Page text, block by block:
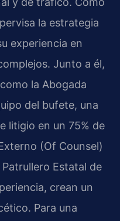
la estrategia
experiencia en
Junto a él,
la Abogada
del bufete, una
litigio en un 75% de
(Of Counsel)
Estatal de
crean un
Para una